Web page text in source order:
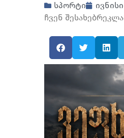
სპორტი
ივნისი
ჩვენ